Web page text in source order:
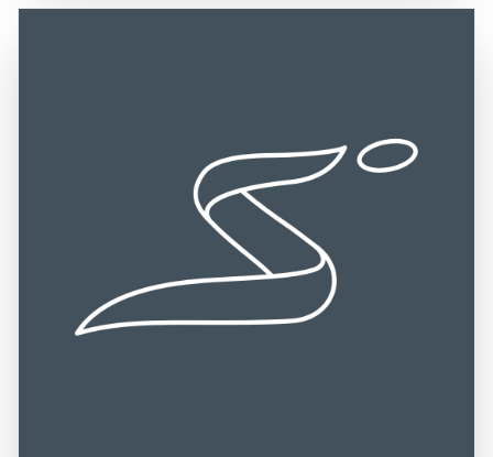
die die Geschichte der Region erkunden, an Führungen
Seenplatte zu genießen. Die Kombination aus historischer
Bedeutung, kulturellen Erlebnissen und der Möglichkeit,
die Umgebung zu erkunden, macht die Burg Rastenburg
zu einem unvergesslichen Ziel für Reisende.
Kombination aus der zentralen Lage, der historischen
Bedeutung und der natürlichen Schönheit macht die Burg
Rastenburg zu einem bereichernden Erlebnis für alle, die
die Faszination dieser einzigartigen Region entdecken